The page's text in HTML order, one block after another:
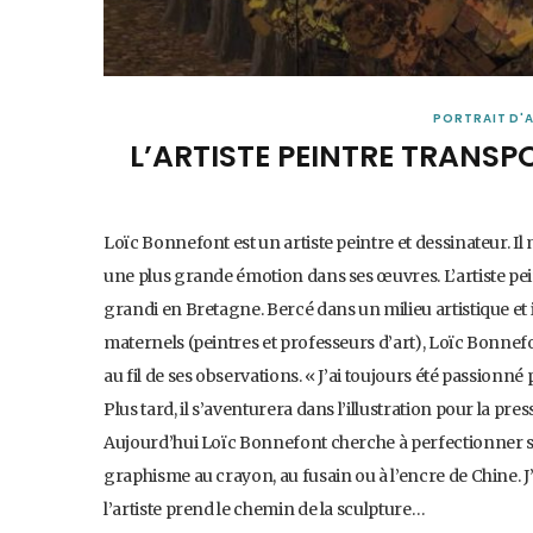
PORTRAIT
L’ARTISTE PEINTRE
Loïc Bonnefont est un artiste peintre et dessinateur.
une plus grande émotion dans ses œuvres. L’artiste
grandi en Bretagne. Bercé dans un milieu artistique
maternels (peintres et professeurs d’art), Loïc
au fil de ses observations. « J’ai toujours été
Plus tard, il s’aventurera dans l’illustration pour la
Aujourd’hui Loïc Bonnefont cherche à perfectionner
graphisme au crayon, au fusain ou à l’encre de
l’artiste prend le chemin de la sculpture…